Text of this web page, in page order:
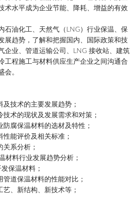
术水平成为企业节能、降耗、增益的有效
油化工、天然气（LNG）行业保温、保
展趋势，了解和把握国内、国际政策和技
企业、管道运输公司、LNG 接收站、建筑
工程施工与材料供应生产企业之间沟通合
会。
技术的主要发展趋势；
术的现状及发展需求和对策；
腐保温材料的选材及特性；
能评价及相关标准；
系分析；
料行业发展趋势分析；
保温材料；
道保温材料的性能对比；
、新结构、新技术等；